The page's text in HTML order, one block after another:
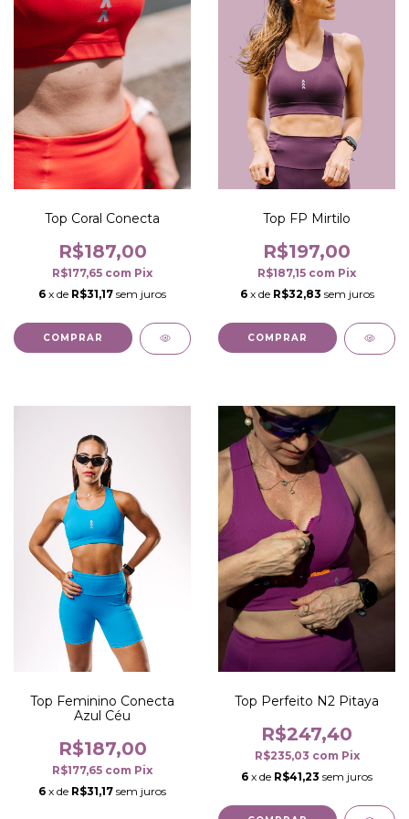
Top Coral Conecta
R$187,00
R$177,65 com Pix
6 x de R$31,17 sem juros
COMPRAR
Top FP Mirtilo
R$197,00
R$187,15 com Pix
6 x de R$32,83 sem juros
COMPRAR
Top Feminino Conecta
Azul Céu
R$187,00
R$177,65 com Pix
6 x de R$31,17 sem juros
Top Perfeito N2 Pitaya
R$247,40
R$235,03 com Pix
6 x de R$41,23 sem juros